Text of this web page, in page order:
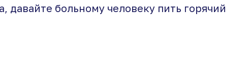
давайте больному человеку пить горячий